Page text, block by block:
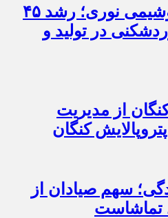
ثبت سال طلایی پتروشیمی نوری؛ رشد ۴۵
در تولید و
از مدیریت
کنگان
سهم صیادان از
تماشاست